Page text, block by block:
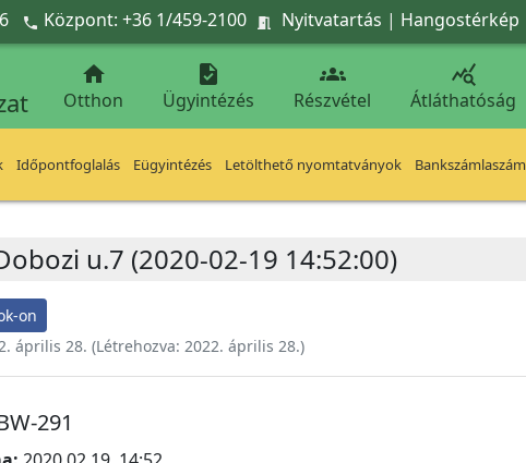
 Központ: +36 1/459-2100  Nyitvatartás | Hangostérkép

Otthon

Ügyintézés

Részvétel

Átláthatóság
Időpontfoglalás Eügyintézés Letölthető nyomtatványok
u.7 (2020-02-19 14:52:00)
on
április 28. (Létrehozva: 2022. április 28.)
291